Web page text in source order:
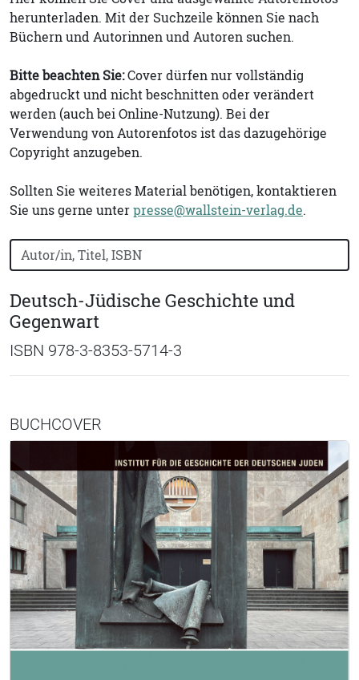
herunterladen. Mit der Suchzeile können Sie nach
Büchern und Autorinnen und Autoren suchen.
Bitte beachten Sie:Cover dürfen nur vollständig
abgedruckt und nicht beschnitten oder verändert
werden (auch bei Online-Nutzung). Bei der
Verwendung von Autorenfotos ist das dazugehörige
Copyright anzugeben.
Sollten Sie weiteres Material benötigen, kontaktieren
Sie uns gerne unterpresse@wallstein-verlag.de.
Bücher nach Buchtitel, Autorennamen oder ISBN
Deutsch-Jüdische Geschichte und
Gegenwart
ISBN 978-3-8353-5714-3
BUCHCOVER